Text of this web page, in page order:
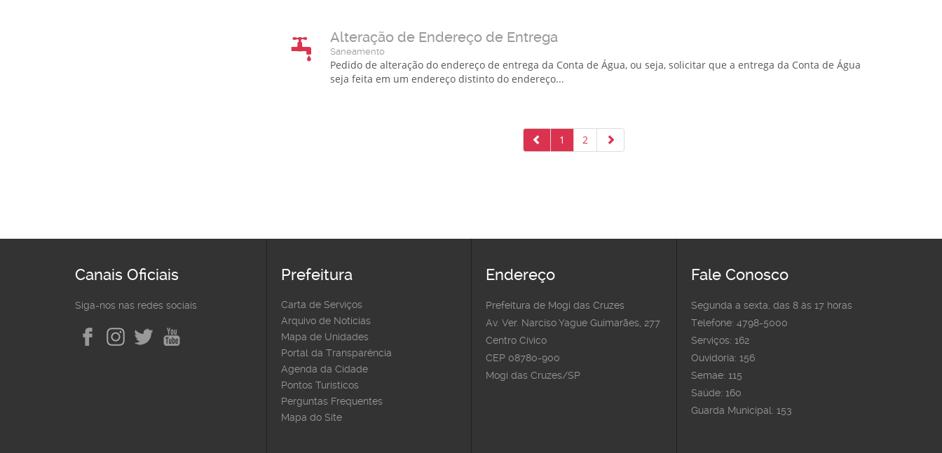
Alteração de Endereço de Entrega
Saneamento
Pedido de alteração do endereço de entrega da Conta de Água, ou seja, solicitar que a entrega da Conta de Água
seja feita em um endereço distinto do endereço...
1 2
Canais Oficiais
Siga-nos nas redes sociais
Prefeitura
Carta de Serviços
Arquivo de Notícias
Mapa de Unidades
Portal da Transparência
Agenda da Cidade
Pontos Turísticos
Perguntas Frequentes
Mapa do Site
Endereço
Prefeitura de Mogi das Cruzes
Av. Ver. Narciso Yague Guimarães, 277
Centro Cívico
CEP 08780-900
Mogi das Cruzes/SP
Fale Conosco
Segunda a sexta, das 8 às 17 horas
Telefone: 4798-5000
Serviços: 162
Ouvidoria: 156
Semae: 115
Saúde: 160
Guarda Municipal: 153